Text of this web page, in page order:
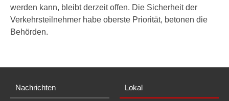
werden kann, bleibt derzeit offen. Die Sicherheit der
Verkehrsteilnehmer habe oberste Priorität, betonen die
Behörden.
Nachrichten Lokal